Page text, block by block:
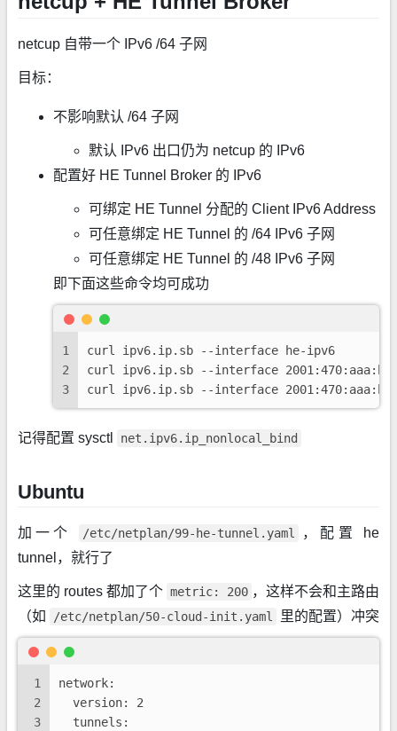
netcup 自带一个 IPv6 /64 子网
目标：
不影响默认 /64 子网
默认 IPv6 出口仍为 netcup 的 IPv6
配置好 HE Tunnel Broker 的 IPv6
可绑定 HE Tunnel 分配的 Client IPv6 Address
可任意绑定 HE Tunnel 的 /64 IPv6 子网
可任意绑定 HE Tunnel 的 /48 IPv6 子网
即下面这些命令均可成功
1
2
3
curl ipv6.ip.sb --interface he-ipv6
curl ipv6.ip.sb --interface
curl ipv6.ip.sb --interface
记得配置 sysctl net.ipv6.ip_nonlocal_bind
Ubuntu
加一个 /etc/netplan/99-he-tunnel.yaml
，配置 he
tunnel，就行了
这里的 routes 都加了个 metric: 200 ，这样不会和主路由
（如
/etc/netplan/50-cloud-init.yaml 里的配置）冲突
1
2
3
network:
  version: 2
  tunnels: